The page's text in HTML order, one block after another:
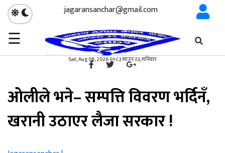
jagaransanchar@gmail.com
☰
Sat, Aug 08, 2026 २०८३ साउन २३, शनिवार
×
गृहपृष्ठ राजनीति
राजनीति
ओलीले भने– सम्पत्ति विवरण भर्दिनँ,
खरानी उठाएर लैजा सरकार !